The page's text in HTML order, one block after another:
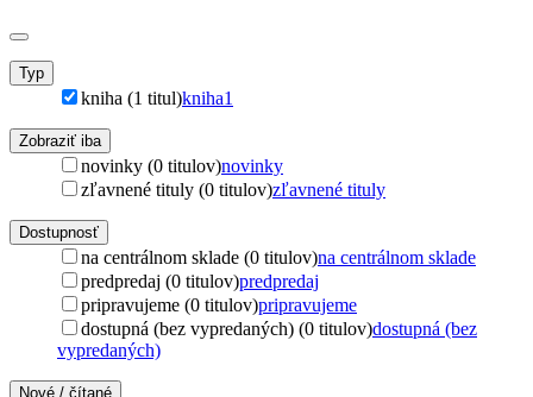
Typ
kniha (1 titul)kniha1
Zobraziť iba
novinky (0 titulov)novinky
zľavnené tituly (0 titulov)zľavnené tituly
Dostupnosť
na centrálnom sklade (0 titulov)na centrálnom sklade
predpredaj (0 titulov)predpredaj
pripravujeme (0 titulov)pripravujeme
dostupná (bez vypredaných) (0 titulov)dostupná (bez
vypredaných)
Nové / čítané